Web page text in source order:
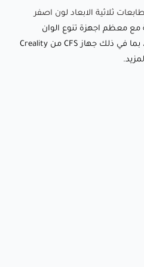
بها:
ممتازًا، مما يجعله مثاليًا
معظم اجهزة تنوع الوان
الفلمنت للطابعات ثلاثية الأبعاد، بما في ذلك جهاز CFS من Creality